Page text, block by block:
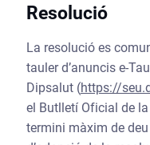
Resolució
La resolució es
tauler d’anuncis e-
Dipsalut (https://
el Butlletí Oficial de
termini màxim de